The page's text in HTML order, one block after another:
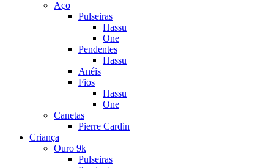
Aço
Pulseiras
Hassu
One
Pendentes
Hassu
Anéis
Fios
Hassu
One
Canetas
Pierre Cardin
Criança
Ouro 9k
Pulseiras